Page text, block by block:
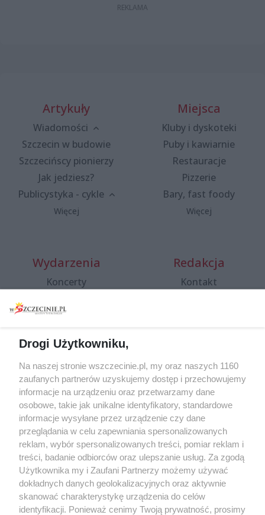
Artykuły
Wiadomości
Szczecin w budowie
Szczecińscy pionierzy
Jak jedziesz?
Publicystyka - cykle
Więcej
Miejsca
Kluby i dyskoteki
Puby i kawiarnie
Restauracje
Pizzerie
Bary, fast foody
Więcej
Wydarzenia
Koncerty
Spacery i oprowadzania
targi
Wernisaże
Więcej
Redakcja
Kontakt
Specjalny koncert z okazji
20. urodzin portalu
wSzczecinie.pl
Regulamin konkursów
śniadaniówka "Hej
Szczecin! Jest piątek!"
Partnerzy
Praca Szczecin
Drogi Użytkowniku,
Na naszej stronie wszczecinie.pl, my oraz naszych 1160
zaufanych partnerów uzyskujemy dostęp i przechowujemy
informacje na urządzeniu oraz przetwarzamy dane
osobowe, takie jak unikalne identyfikatory, standardowe
informacje wysyłane przez urządzenie czy dane
przeglądania w celu zapewniania spersonalizowanych
reklam, wybór spersonalizowanych treści, pomiar reklam i
treści, badanie odbiorców oraz ulepszanie usług. Za zgodą
Użytkownika my i Zaufani Partnerzy możemy używać
dokładnych danych geolokalizacyjnych oraz aktywnie
skanować charakterystykę urządzenia do celów
identyfikacji. Ponieważ cenimy Twoją prywatność, prosimy